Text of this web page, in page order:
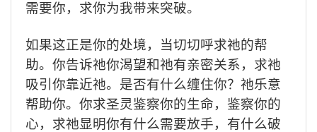
需要你，求你为我带来突破。
如果这正是你的处境，当切切呼求祂的帮
助。 你告诉祂你渴望和祂有亲密关系，求祂
吸引你靠近祂。 是否有什么缠住你？祂乐意
帮助你。你求圣灵鉴察你的生命，鉴察你的
心，求祂显明你有什么需要放手，有什么破